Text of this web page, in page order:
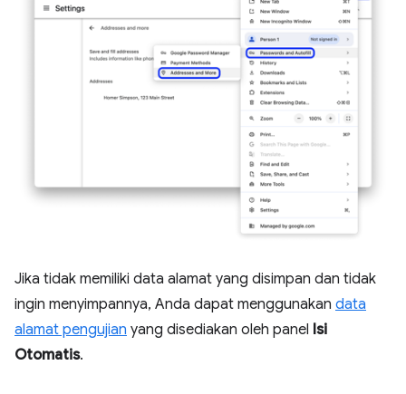
Jika tidak memiliki data alamat yang disimpan dan tidak
ingin menyimpannya, Anda dapat menggunakan data
alamat pengujian yang disediakan oleh panel Isi
Otomatis.